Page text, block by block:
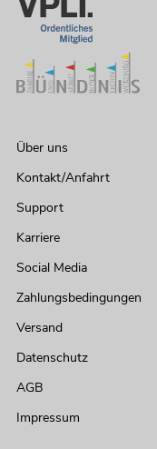
Über uns
Kontakt/Anfahrt
Support
Karriere
Social Media
Zahlungsbedingungen
Versand
Datenschutz
AGB
Impressum